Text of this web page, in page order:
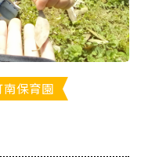
南保育園